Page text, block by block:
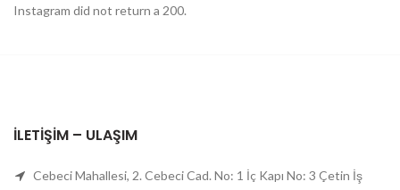
Instagram did not return a 200.
İLETIŞIM – ULAŞIM
Cebeci Mahallesi, 2. Cebeci Cad. No: 1 İç Kapı No: 3 Çetin İş